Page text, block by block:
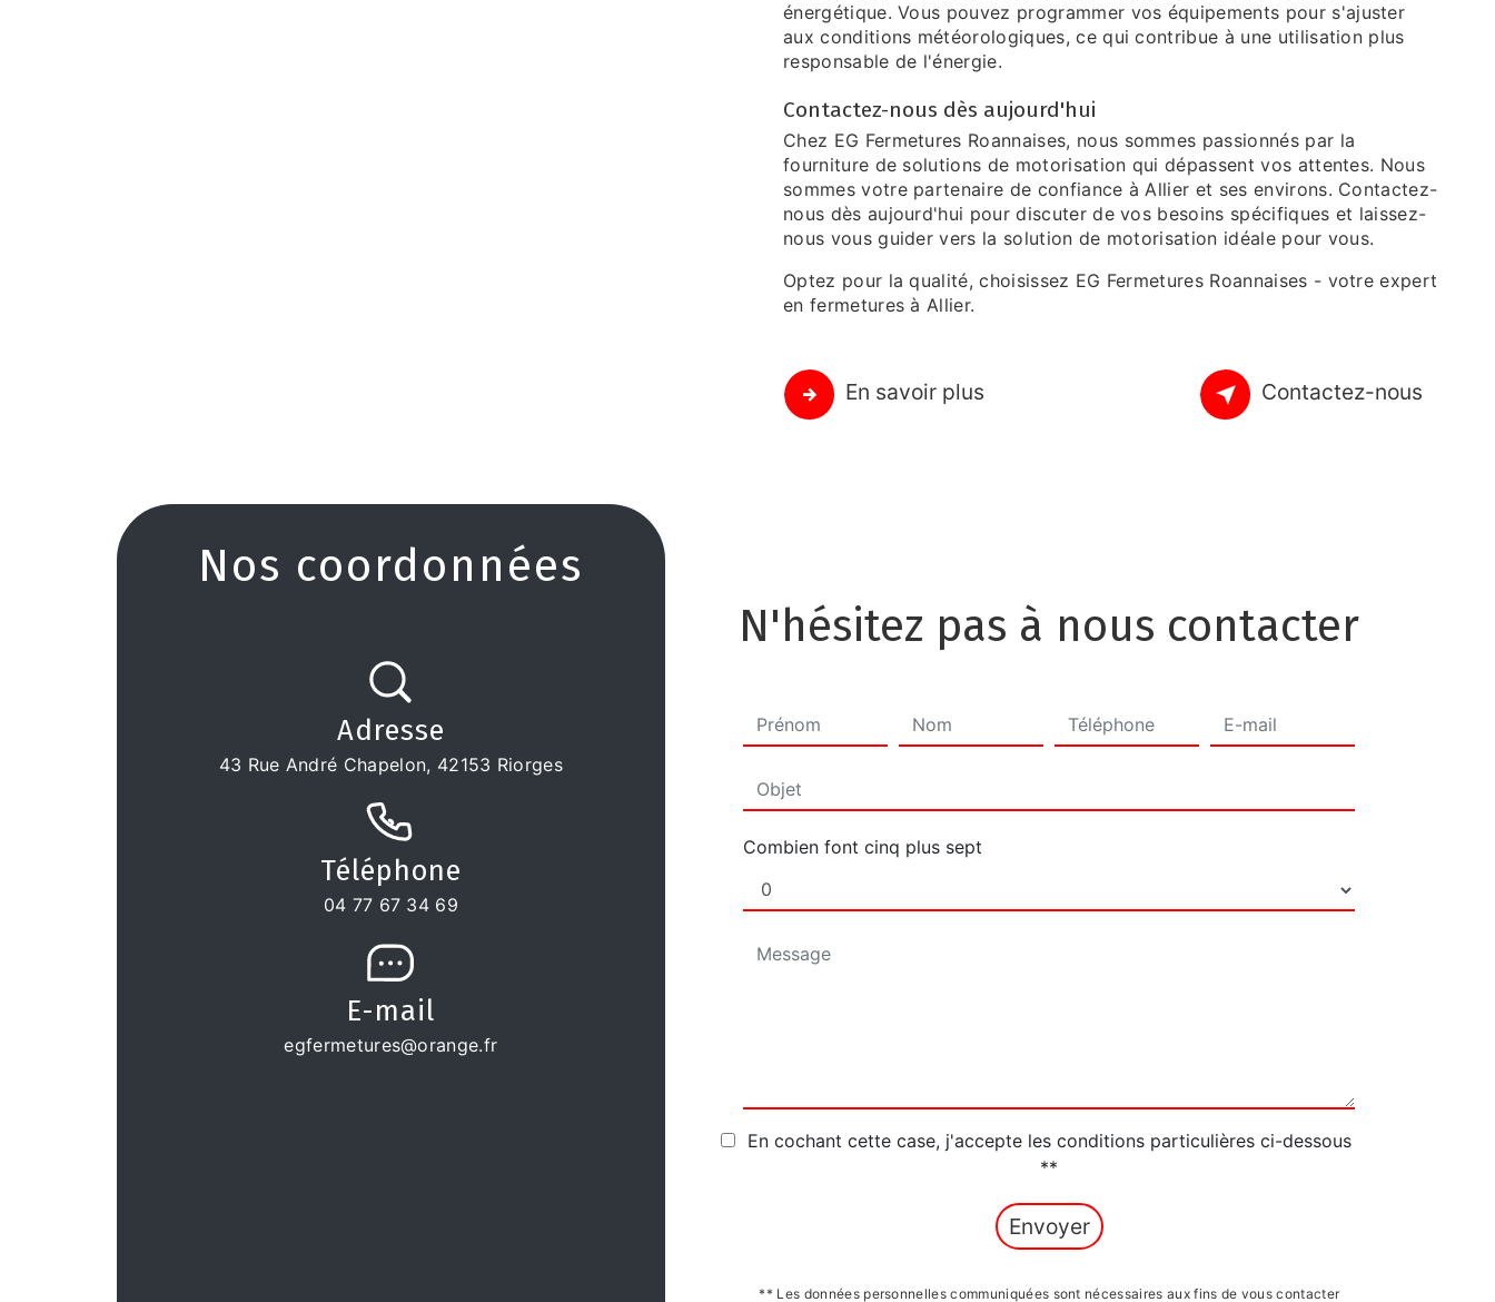
énergétique. Vous pouvez programmer vos équipements pour s'ajuster
aux conditions météorologiques, ce qui contribue à une utilisation plus
responsable de l'énergie.
Contactez-nous dès aujourd'hui
Chez EG Fermetures Roannaises, nous sommes passionnés par la
fourniture de solutions de motorisation qui dépassent vos attentes. Nous
sommes votre partenaire de confiance à Allier et ses environs. Contactez-
nous dès aujourd'hui pour discuter de vos besoins spécifiques et laissez-
nous vous guider vers la solution de motorisation idéale pour vous.
Optez pour la qualité, choisissez EG Fermetures Roannaises - votre expert
en fermetures à Allier.
En savoir plus Contactez-nous
N'hésitez pas à nous contacter
Combien font cinq plus sept
En cochant cette case, j'accepte les conditions particulières ci-dessous
**
Envoyer
** Les données personnelles communiquées sont nécessaires aux fins de vous contacter
Nos coordonnées
Adresse
43 Rue André Chapelon, 42153 Riorges
Téléphone
04 77 67 34 69
E-mail
egfermetures@orange.fr